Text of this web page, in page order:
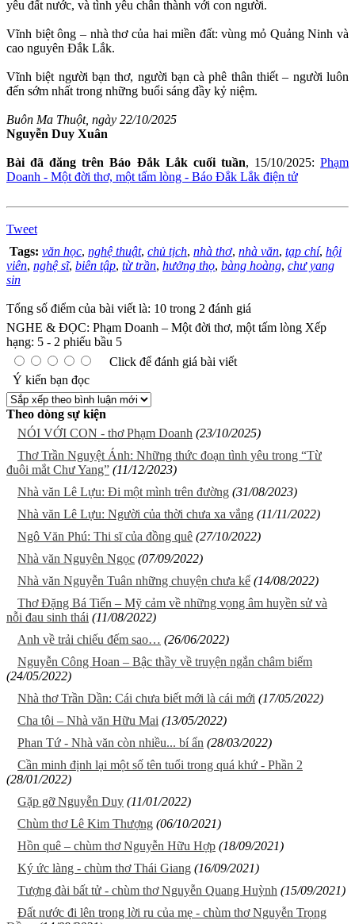
yêu đất nước, và tình yêu chân thành với con người.
Vĩnh biệt ông – nhà thơ của hai miền đất: vùng mỏ Quảng Ninh và
cao nguyên Đắk Lắk.
Vĩnh biệt người bạn thơ, người bạn cà phê thân thiết – người luôn
đến sớm nhất trong những buổi sáng đầy kỷ niệm.
Buôn Ma Thuột, ngày 22/10/2025
Nguyễn Duy Xuân
Bài đã đăng trên Báo Đắk Lắk cuối tuần, 15/10/2025:Phạm
Doanh - Một đời thơ, một tấm lòng - Báo Đắk Lắk điện tử
Tweet
Tags: văn học, nghệ thuật, chủ tịch, nhà thơ, nhà văn, tạp chí, hội
viên, nghệ sĩ, biên tập, từ trần, hưởng thọ, bàng hoàng, chư yang
sin
Tổng số điểm của bài viết là: 10 trong 2 đánh giá
NGHE & ĐỌC: Phạm Doanh – Một đời thơ, một tấm lòng Xếp
hạng: 5 - 2 phiếu bầu 5
Click để đánh giá bài viết
Ý kiến bạn đọc
Theo dòng sự kiện
NÓI VỚI CON - thơ Phạm Doanh (23/10/2025)
Thơ Trần Nguyệt Ánh: Những thức đoạn tình yêu trong “Từ
đuôi mắt Chư Yang” (11/12/2023)
Nhà văn Lê Lựu: Đi một mình trên đường (31/08/2023)
Nhà văn Lê Lựu: Người của thời chưa xa vắng (11/11/2022)
Ngô Văn Phú: Thi sĩ của đồng quê (27/10/2022)
Nhà văn Nguyên Ngọc (07/09/2022)
Nhà văn Nguyễn Tuân những chuyện chưa kể (14/08/2022)
Thơ Đặng Bá Tiến – Mỹ cảm về những vọng âm huyền sử và
nỗi đau sinh thái (11/08/2022)
Anh về trải chiếu đếm sao… (26/06/2022)
Nguyễn Công Hoan – Bậc thầy về truyện ngắn châm biếm
(24/05/2022)
Nhà thơ Trần Dần: Cái chưa biết mới là cái mới (17/05/2022)
Cha tôi – Nhà văn Hữu Mai (13/05/2022)
Phan Tứ - Nhà văn còn nhiều... bí ẩn (28/03/2022)
Cần minh định lại một số tên tuổi trong quá khứ - Phần 2
(28/01/2022)
Gặp gỡ Nguyễn Duy (11/01/2022)
Chùm thơ Lê Kim Thượng (06/10/2021)
Hồn quê – chùm thơ Nguyễn Hữu Hợp (18/09/2021)
Ký ức làng - chùm thơ Thái Giang (16/09/2021)
Tượng đài bất tử - chùm thơ Nguyễn Quang Huỳnh (15/09/2021)
Đất nước đi lên trong lời ru của mẹ - chùm thơ Nguyễn Trọng